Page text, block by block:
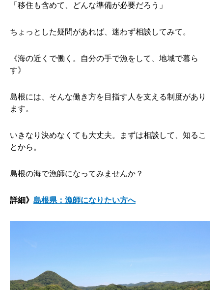
「移住も含めて、どんな準備が必要だろう」
ちょっとした疑問があれば、迷わず相談してみて。
《海の近くで働く。自分の手で漁をして、地域で暮ら
す》
島根には、そんな働き方を目指す人を支える制度があり
ます。
いきなり決めなくても大丈夫。まずは相談して、知るこ
とから。
島根の海で漁師になってみませんか？
詳細》 島根県：漁師になりたい方へ